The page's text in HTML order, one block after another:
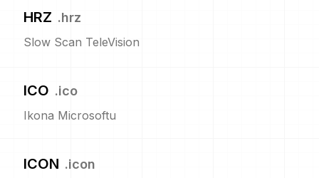
HRZ .hrz
Slow Scan TeleVision
ICO .ico
Ikona Microsoftu
ICON .icon